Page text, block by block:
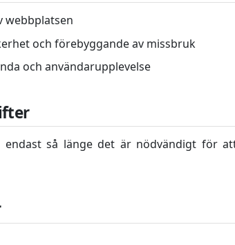
webbplatsen
och förebyggande av missbruk
och användarupplevelse
endast så länge det är nödvändigt för